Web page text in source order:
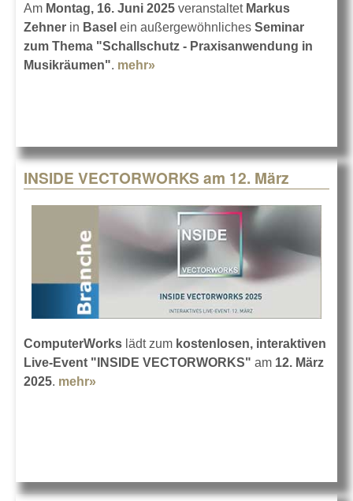
Am Montag, 16. Juni 2025 veranstaltet Markus
Zehner in Basel ein außergewöhnliches Seminar
zum Thema "Schallschutz - Praxisanwendung in
Musikräumen". mehr»
INSIDE VECTORWORKS am 12. März
ComputerWorks lädt zum kostenlosen, interaktiven
Live-Event "INSIDE VECTORWORKS" am 12. März
2025. mehr»